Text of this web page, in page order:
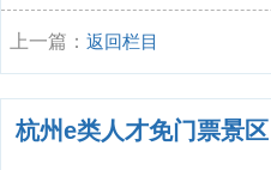
上一篇： 返回栏目
杭州e类人才免门票景区